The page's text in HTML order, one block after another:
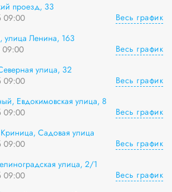
проезд, 33
09:00
Весь график
улица Ленина, 163
09:00
Весь график
улица, 32
09:00
Весь график
Евдокимовская улица, 8
09:00
Весь график
Садовая улица
09:00
Весь график
улица, 2/1
09:00
Весь график